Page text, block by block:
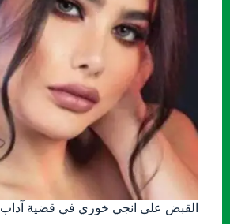
القبض على انجي خوري في قضية آداب